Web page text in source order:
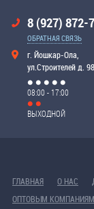
8 (927) 872-
ОБРАТНАЯ СВЯЗЬ
г. Йошкар-Ола,
ул.Строителей д. 98
08:00 - 17:00
ВЫХОДНОЙ
ГЛАВНАЯ О НАС
ОПТОВЫМ КОМПАНИЯМ